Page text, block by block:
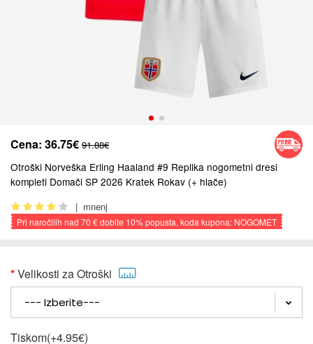
Cena: 36.75€ 91.88€
Otroški Norveška Erling Haaland #9 Replika nogometni dresi
kompleti Domači SP 2026 Kratek Rokav (+ hlače)
| mnenj
Pri naročilih nad 70 €dobite 10%popusta, koda kupona: NOGOMET
Velikosti za Otroški
Tiskom(+4.95€)